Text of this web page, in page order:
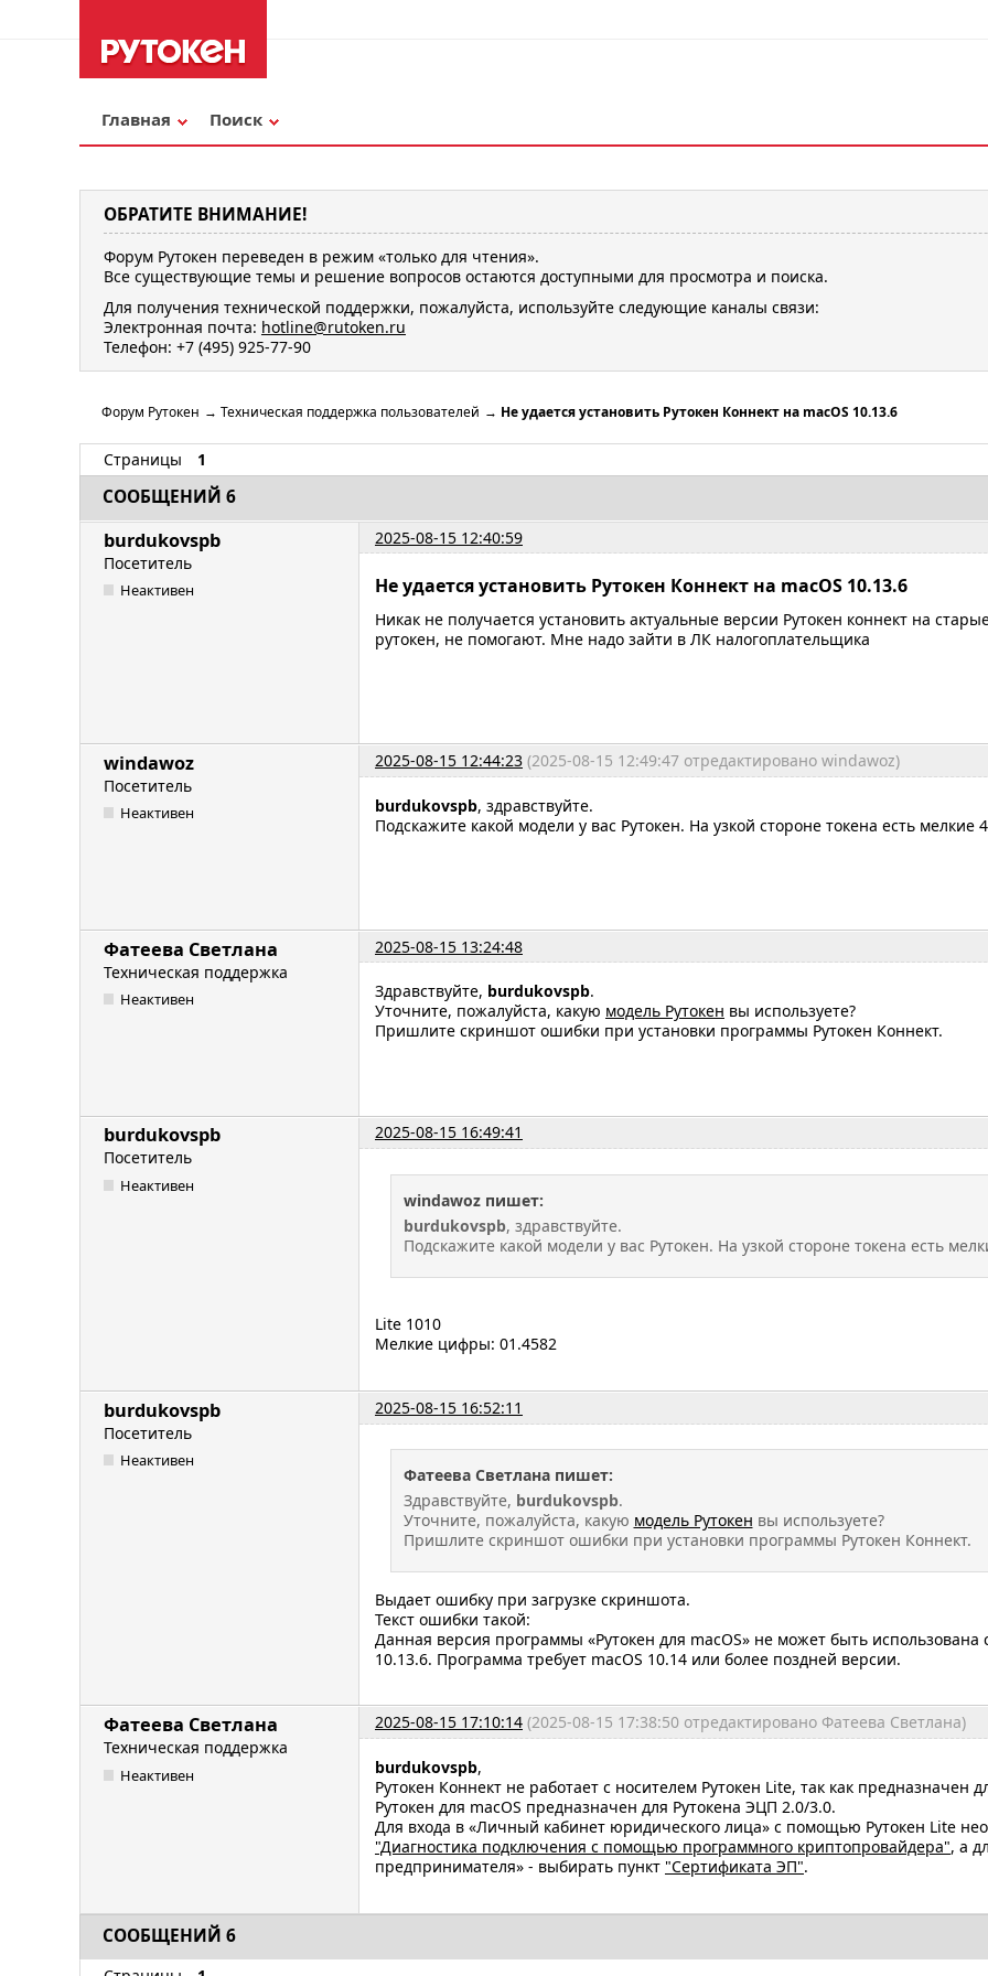
Главная Поиск
ОБРАТИТЕ ВНИМАНИЕ!
Форум Рутокен переведен в режим «только для чтения».
Все существующие темы и решение вопросов остаются доступными для просмотра и поиска.
Для получения технической поддержки, пожалуйста, используйте следующие каналы связи:
Электронная почта: hotline@rutoken.ru
Телефон: +7 (495) 925-77-90
Форум Рутокен → Техническая поддержка пользователей → Не удается установить Рутокен Коннект на macOS 10.13.6
Страницы 1
СООБЩЕНИЙ 6
burdukovspb
2025-08-15 12:40:59
Посетитель
Неактивен Не удается установить Рутокен Коннект на macOS 10.13.6
Никак не получается установить актуальные версии Рутокен коннект на
рутокен, не помогают. Мне надо зайти в ЛК налогоплательщика
windawoz 2025-08-15 12:44:23 (2025-08-15 12:49:47 отредактировано windawoz)
Посетитель
Неактивен burdukovspb, здравствуйте.
Подскажите какой модели у вас Рутокен. На узкой стороне токена есть мелкие
Фатеева Светлана
2025-08-15 13:24:48
Техническая поддержка
Неактивен Здравствуйте, burdukovspb.
Уточните, пожалуйста, какую модель Рутокен вы используете?
Пришлите скриншот ошибки при установки программы Рутокен Коннект.
burdukovspb
2025-08-15 16:49:41
Посетитель
Неактивен
windawoz пишет:
burdukovspb, здравствуйте.
Подскажите какой модели у вас Рутокен. На узкой стороне токена есть
Lite 1010
Мелкие цифры: 01.4582
burdukovspb
2025-08-15 16:52:11
Посетитель
Неактивен
Фатеева Светлана пишет:
Здравствуйте, burdukovspb.
Уточните, пожалуйста, какую модель Рутокен вы используете?
Пришлите скриншот ошибки при установки программы Рутокен Коннект.
Выдает ошибку при загрузке скриншота.
Текст ошибки такой:
Данная версия программы «Рутокен для macOS» не может быть использована
10.13.6. Программа требует macOS 10.14 или более поздней версии.
Фатеева Светлана 2025-08-15 17:10:14 (2025-08-15 17:38:50 отредактировано Фатеева Светлана)
Техническая поддержка
Неактивен burdukovspb,
Рутокен Коннект не работает с носителем Рутокен Lite, так как предназначен
Рутокен для macOS предназначен для Рутокена ЭЦП 2.0/3.0.
Для входа в «Личный кабинет юридического лица» с помощью Рутокен Lite
"Диагностика подключения с помощью программного криптопровайдера", а
предпринимателя» - выбирать пункт "Сертификата ЭП".
СООБЩЕНИЙ 6